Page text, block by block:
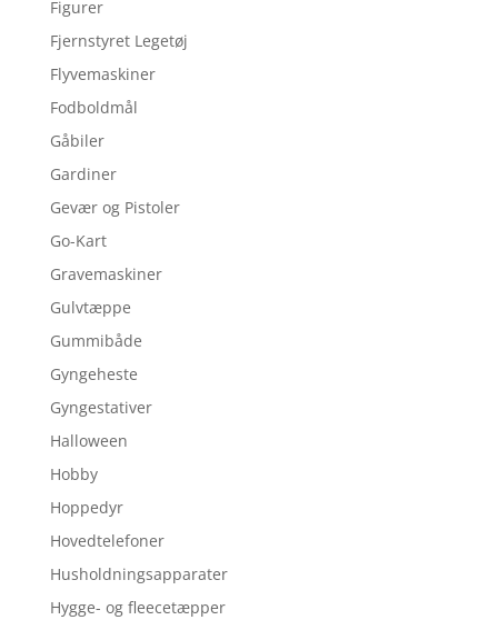
Figurer
Fjernstyret Legetøj
Flyvemaskiner
Fodboldmål
Gåbiler
Gardiner
Gevær og Pistoler
Go-Kart
Gravemaskiner
Gulvtæppe
Gummibåde
Gyngeheste
Gyngestativer
Halloween
Hobby
Hoppedyr
Hovedtelefoner
Husholdningsapparater
Hygge- og fleecetæpper